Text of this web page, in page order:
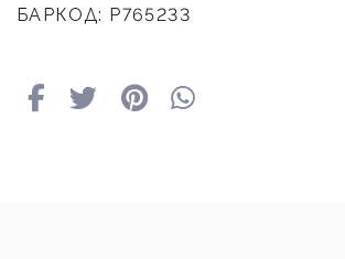
БАРКОД: Р765233